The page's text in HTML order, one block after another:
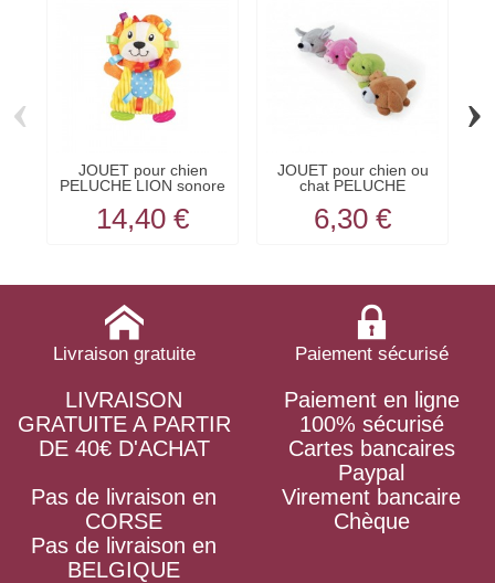
JOUET pour chien
PELUCHE LION sonore
14,40 €
JOUET pour chien ou
chat PELUCHE
6,30 €
‹ ›
Livraison gratuite
LIVRAISON
GRATUITE A PARTIR
DE 40€ D'ACHAT
Pas de livraison en
CORSE
Pas de livraison en
BELGIQUE
Paiement sécurisé
Paiement en ligne
100% sécurisé
Cartes bancaires
Paypal
Virement bancaire
Chèque